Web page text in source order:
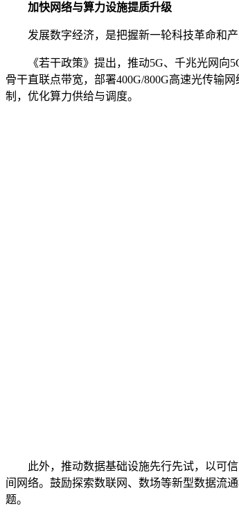
加快网络与算力设施提质升级
发展数字经济，是把握新一轮科技革命和
《若干政策》提出，推动5G、千兆光网
骨干直联点带宽，部署400G/800G高速光传输
制，优化算力供给与调度。
此外，推动数据基础设施先行先试，以可
间网络。鼓励探索数联网、数场等新型数据流
题。